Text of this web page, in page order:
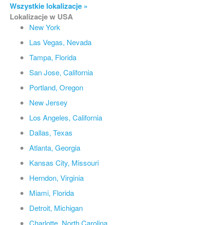
Wszystkie lokalizacje »
Lokalizacje w USA
New York
Las Vegas, Nevada
Tampa, Florida
San Jose, California
Portland, Oregon
New Jersey
Los Angeles, California
Dallas, Texas
Atlanta, Georgia
Kansas City, Missouri
Herndon, Virginia
Miami, Florida
Detroit, Michigan
Charlotte, North Carolina